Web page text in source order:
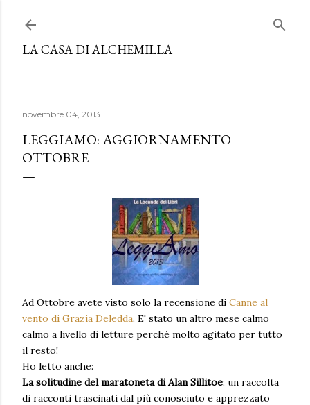
LA CASA DI ALCHEMILLA
novembre 04, 2013
LEGGIAMO: AGGIORNAMENTO
OTTOBRE
Ad Ottobre avete visto solo la recensione di Canne al
vento di Grazia Deledda. E' stato un altro mese calmo
calmo a livello di letture perché molto agitato per tutto
il resto!
Ho letto anche:
La solitudine del maratoneta di Alan Sillitoe: un raccolta
di racconti trascinati dal più conosciuto e apprezzato